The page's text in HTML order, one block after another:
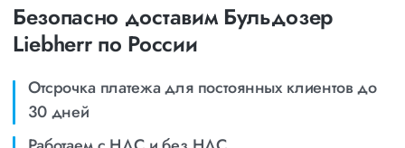
Безопасно доставим Бульдозер
Liebherr по России
Отсрочка платежа для постоянных клиентов до
30 дней